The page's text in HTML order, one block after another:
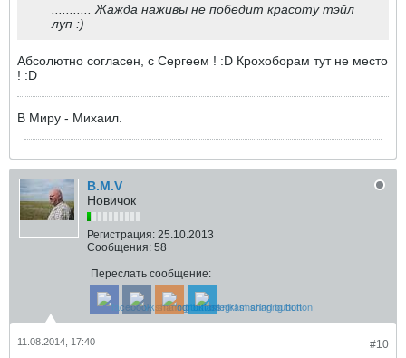
........... Жажда наживы не победит красоту тэйл
луп :)
Абсолютно согласен, с Сергеем ! :D Крохоборам тут не место
! :D
В Миру - Михаил.
B.M.V
Новичок
Регистрация: 25.10.2013
Сообщения: 58
Переслать сообщение:
#10
11.08.2014, 17:40